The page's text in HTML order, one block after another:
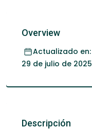
Overview
Actualizado en:
29 de julio de 2025
Descripción